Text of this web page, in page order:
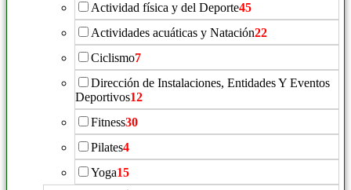
Actividad física y del Deporte45
Actividades acuáticas y Natación22
Ciclismo7
Dirección de Instalaciones, Entidades Y Eventos
Deportivos12
Fitness30
Pilates4
Yoga15